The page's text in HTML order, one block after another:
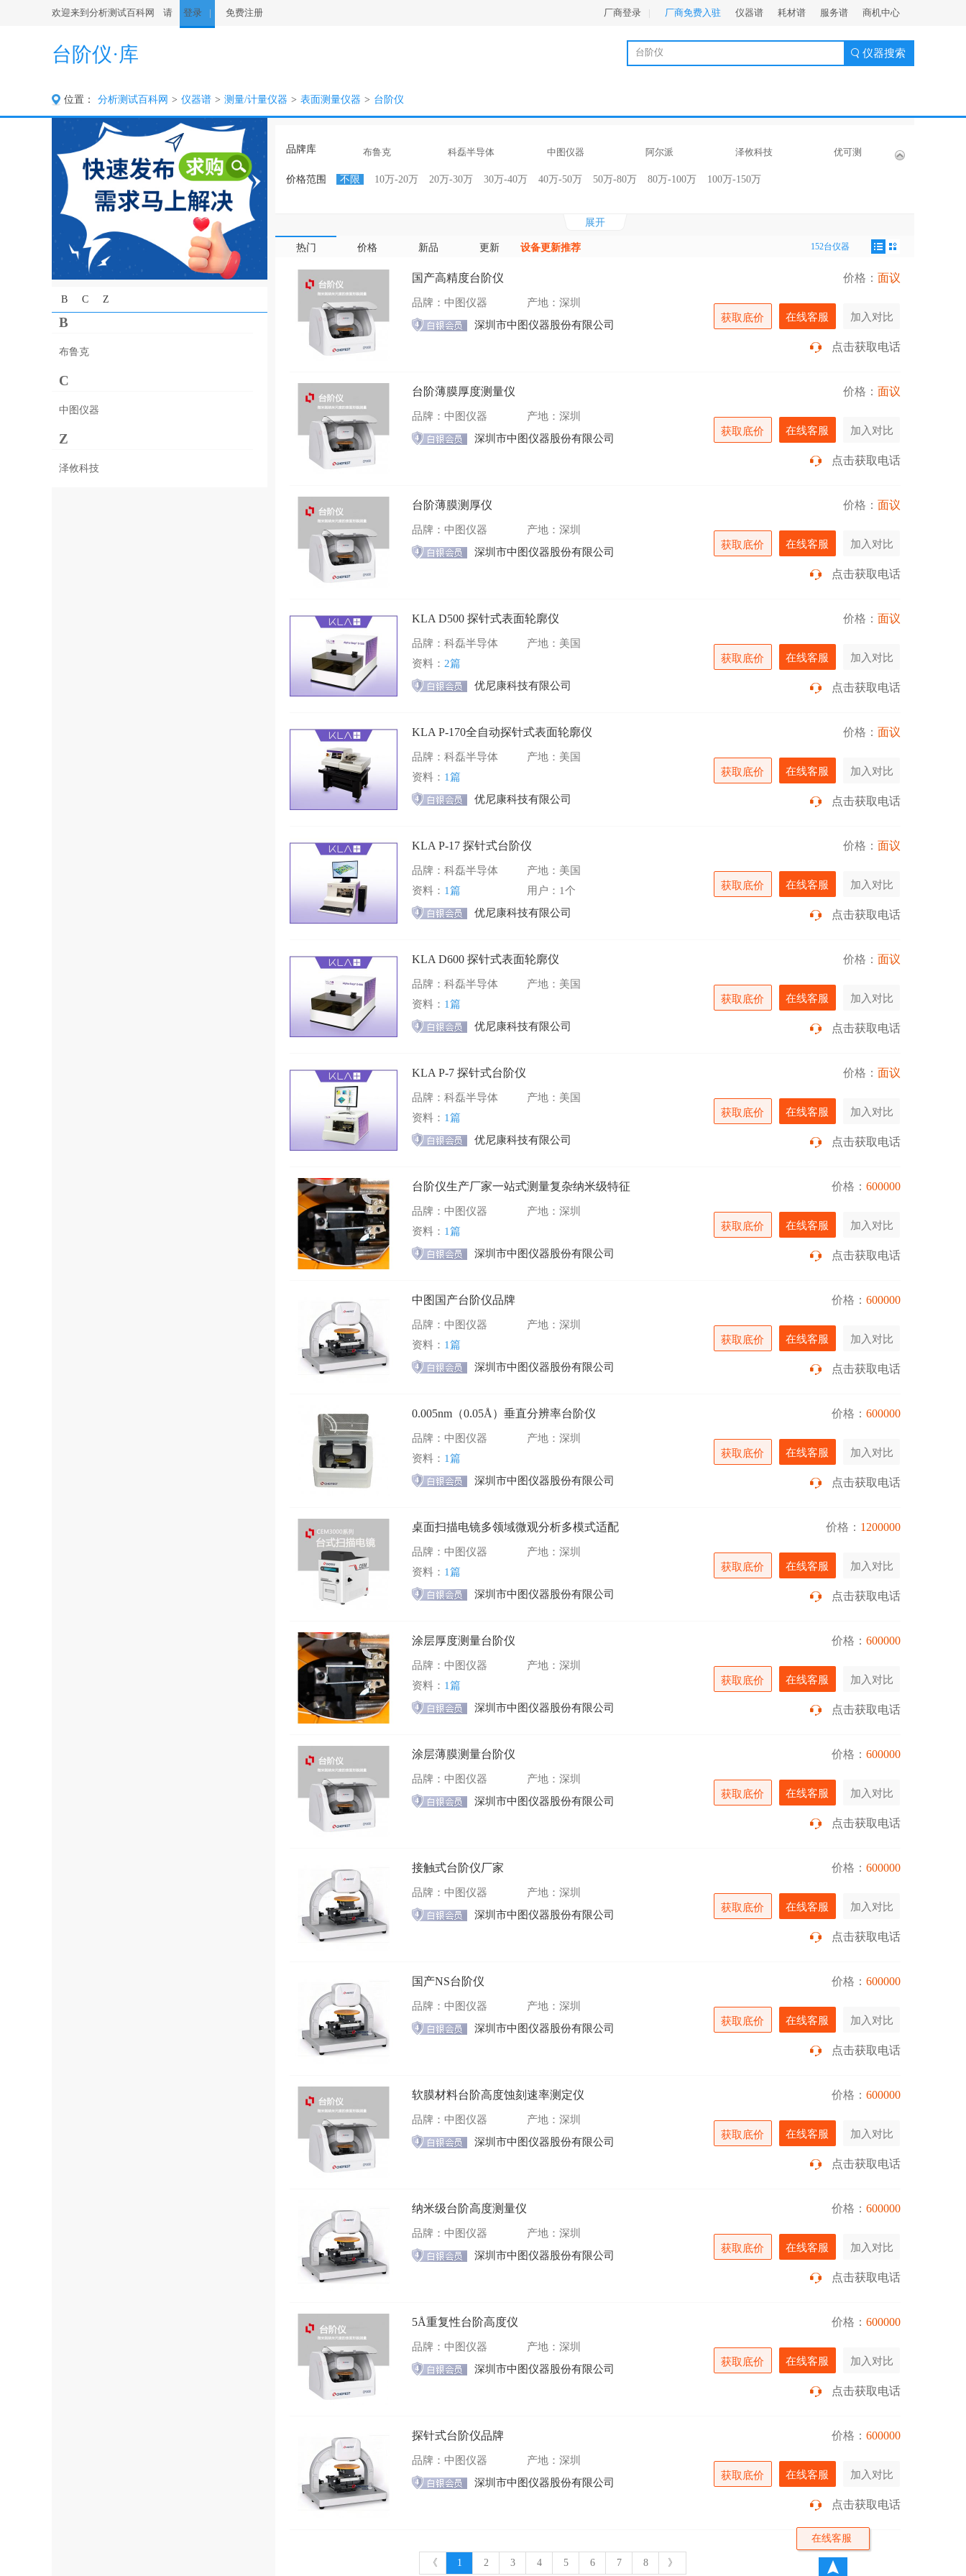
在线客服
欢迎来到分析测试百科网 请 登录 免费注册 厂商登录 厂商免费入驻 仪器谱 耗材谱 服务谱 商机中心
台阶仪·库 仪器搜索
位置： 分析测试百科网 > 仪器谱 > 测量/计量仪器 > 表面测量仪器 > 台阶仪
B C Z
B
布鲁克
C
中图仪器
Z
泽攸科技
品牌库 布鲁克 科磊半导体 中图仪器 阿尔派 泽攸科技 优可测
价格范围 不限 10万-20万 20万-30万 30万-40万 40万-50万 50万-80万 80万-100万 100万-150万
供应商性
产地类别 不限 进口台阶仪
展开
热门 价格 新品 更新 设备更新推荐 152台仪器
国产高精度台阶仪 价格： 面议
品牌：中图仪器
产地：深圳
深圳市中图仪器股份有限公司
获取底价 在线客服 加入对比
点击获取电话
台阶薄膜厚度测量仪 价格： 面议
品牌：中图仪器
产地：深圳
深圳市中图仪器股份有限公司
获取底价 在线客服 加入对比
点击获取电话
台阶薄膜测厚仪 价格： 面议
品牌：中图仪器
产地：深圳
深圳市中图仪器股份有限公司
获取底价 在线客服 加入对比
点击获取电话
KLA D500 探针式表面轮廓仪 价格： 面议
品牌：科磊半导体
产地：美国
资料： 2篇
优尼康科技有限公司
获取底价 在线客服 加入对比
点击获取电话
KLA P-170全自动探针式表面轮廓仪 价格： 面议
品牌：科磊半导体
产地：美国
资料： 1篇
优尼康科技有限公司
获取底价 在线客服 加入对比
点击获取电话
KLA P-17 探针式台阶仪 价格： 面议
品牌：科磊半导体
产地：美国
资料： 1篇
用户：1个
优尼康科技有限公司
获取底价 在线客服 加入对比
点击获取电话
KLA D600 探针式表面轮廓仪 价格： 面议
品牌：科磊半导体
产地：美国
资料： 1篇
优尼康科技有限公司
获取底价 在线客服 加入对比
点击获取电话
KLA P-7 探针式台阶仪 价格： 面议
品牌：科磊半导体
产地：美国
资料： 1篇
优尼康科技有限公司
获取底价 在线客服 加入对比
点击获取电话
台阶仪生产厂家一站式测量复杂纳米级特征 价格： 600000
品牌：中图仪器
产地：深圳
资料： 1篇
深圳市中图仪器股份有限公司
获取底价 在线客服 加入对比
点击获取电话
中图国产台阶仪品牌 价格： 600000
品牌：中图仪器
产地：深圳
资料： 1篇
深圳市中图仪器股份有限公司
获取底价 在线客服 加入对比
点击获取电话
0.005nm（0.05Å）垂直分辨率台阶仪 价格： 600000
品牌：中图仪器
产地：深圳
资料： 1篇
深圳市中图仪器股份有限公司
获取底价 在线客服 加入对比
点击获取电话
桌面扫描电镜多领域微观分析多模式适配 价格： 1200000
品牌：中图仪器
产地：深圳
资料： 1篇
深圳市中图仪器股份有限公司
获取底价 在线客服 加入对比
点击获取电话
涂层厚度测量台阶仪 价格： 600000
品牌：中图仪器
产地：深圳
资料： 1篇
深圳市中图仪器股份有限公司
获取底价 在线客服 加入对比
点击获取电话
涂层薄膜测量台阶仪 价格： 600000
品牌：中图仪器
产地：深圳
深圳市中图仪器股份有限公司
获取底价 在线客服 加入对比
点击获取电话
接触式台阶仪厂家 价格： 600000
品牌：中图仪器
产地：深圳
深圳市中图仪器股份有限公司
获取底价 在线客服 加入对比
点击获取电话
国产NS台阶仪 价格： 600000
品牌：中图仪器
产地：深圳
深圳市中图仪器股份有限公司
获取底价 在线客服 加入对比
点击获取电话
软膜材料台阶高度蚀刻速率测定仪 价格： 600000
品牌：中图仪器
产地：深圳
深圳市中图仪器股份有限公司
获取底价 在线客服 加入对比
点击获取电话
纳米级台阶高度测量仪 价格： 600000
品牌：中图仪器
产地：深圳
深圳市中图仪器股份有限公司
获取底价 在线客服 加入对比
点击获取电话
5Å重复性台阶高度仪 价格： 600000
品牌：中图仪器
产地：深圳
深圳市中图仪器股份有限公司
获取底价 在线客服 加入对比
点击获取电话
探针式台阶仪品牌 价格： 600000
品牌：中图仪器
产地：深圳
深圳市中图仪器股份有限公司
获取底价 在线客服 加入对比
点击获取电话
《 1 2 3 4 5 6 7 8 》